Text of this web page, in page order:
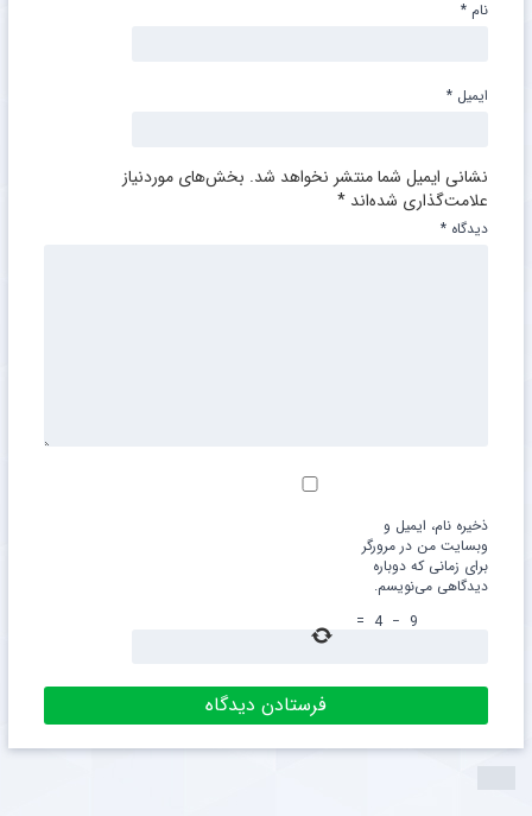
نشانی ایمیل شما منتشر نخواهد شد. بخش‌های موردنیاز
علامت‌گذاری شده‌اند *
دیدگاه *
نام *
ایمیل *
ذخیره نام، ایمیل و
وبسایت من در مرورگر
برای زمانی که دوباره
دیدگاهی می‌نویسم.
9
−
4
=